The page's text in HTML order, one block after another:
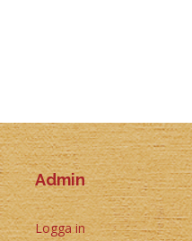
Admin
Logga in